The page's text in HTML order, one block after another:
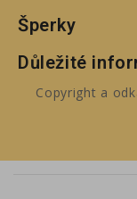
Šperky
Důležité
Copyright a